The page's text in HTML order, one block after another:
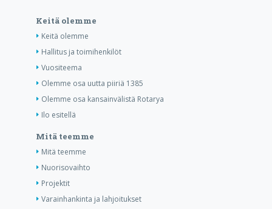
Keitä olemme
Keitä olemme
Hallitus ja toimihenkilöt
Vuositeema
Olemme osa uutta piiriä 1385
Olemme osa kansainvälistä Rotarya
Ilo esitellä
Mitä teemme
Mitä teemme
Nuorisovaihto
Projektit
Varainhankinta ja lahjoitukset